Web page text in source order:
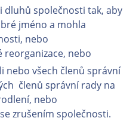
dluhů společnosti tak, aby
jméno a mohla
nebo
reorganizace, nebo
nebo všech členů správní
členů správní rady na
nebo
zrušením společnosti.